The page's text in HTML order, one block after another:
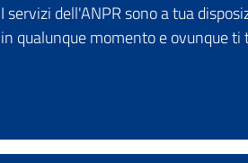
I servizi dell'ANPR sono a tua
in qualunque momento e ovunque ti